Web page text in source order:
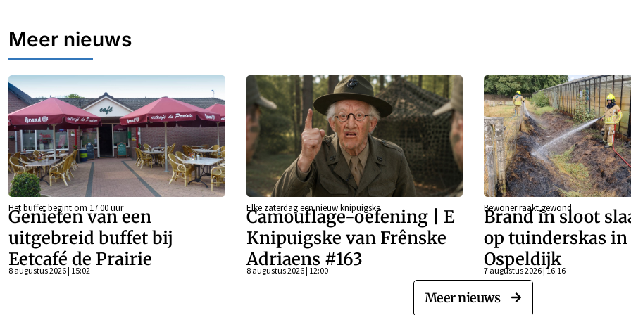
Meer nieuws
Het buffet begint om 17.00 uur
Genieten van een
uitgebreid buffet bij
Eetcafé de Prairie
8 augustus 2026 | 15:02
Elke zaterdag een nieuw knipuigske
Camouflage-oefening | E
Knipuigske van Frênske
Adriaens #163
8 augustus 2026 | 12:00
Bewoner raakt gewond
Brand in sloot
op tuinderskas in
Ospeldijk
7 augustus 2026 | 16:16
Meer nieuws